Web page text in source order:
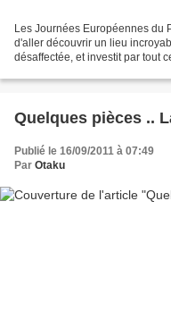
Les Journées Européennes du
d'aller découvrir un lieu
désaffectée, et investit par tout
Quelques pièces ..
Publié le 16/09/2011 à 07:49
Par Otaku